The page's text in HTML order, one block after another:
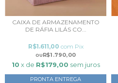
CAIXA DE ARMAZENAMENTO
DE RÁFIA LILÁS CO...
R$1.790,00
R$1.611,00 com Pix
10 x de R$179,00 sem juros
PRONTA ENTREGA